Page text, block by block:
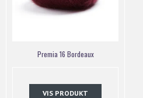
Premia 16 Bordeaux
VIS PRODUKT